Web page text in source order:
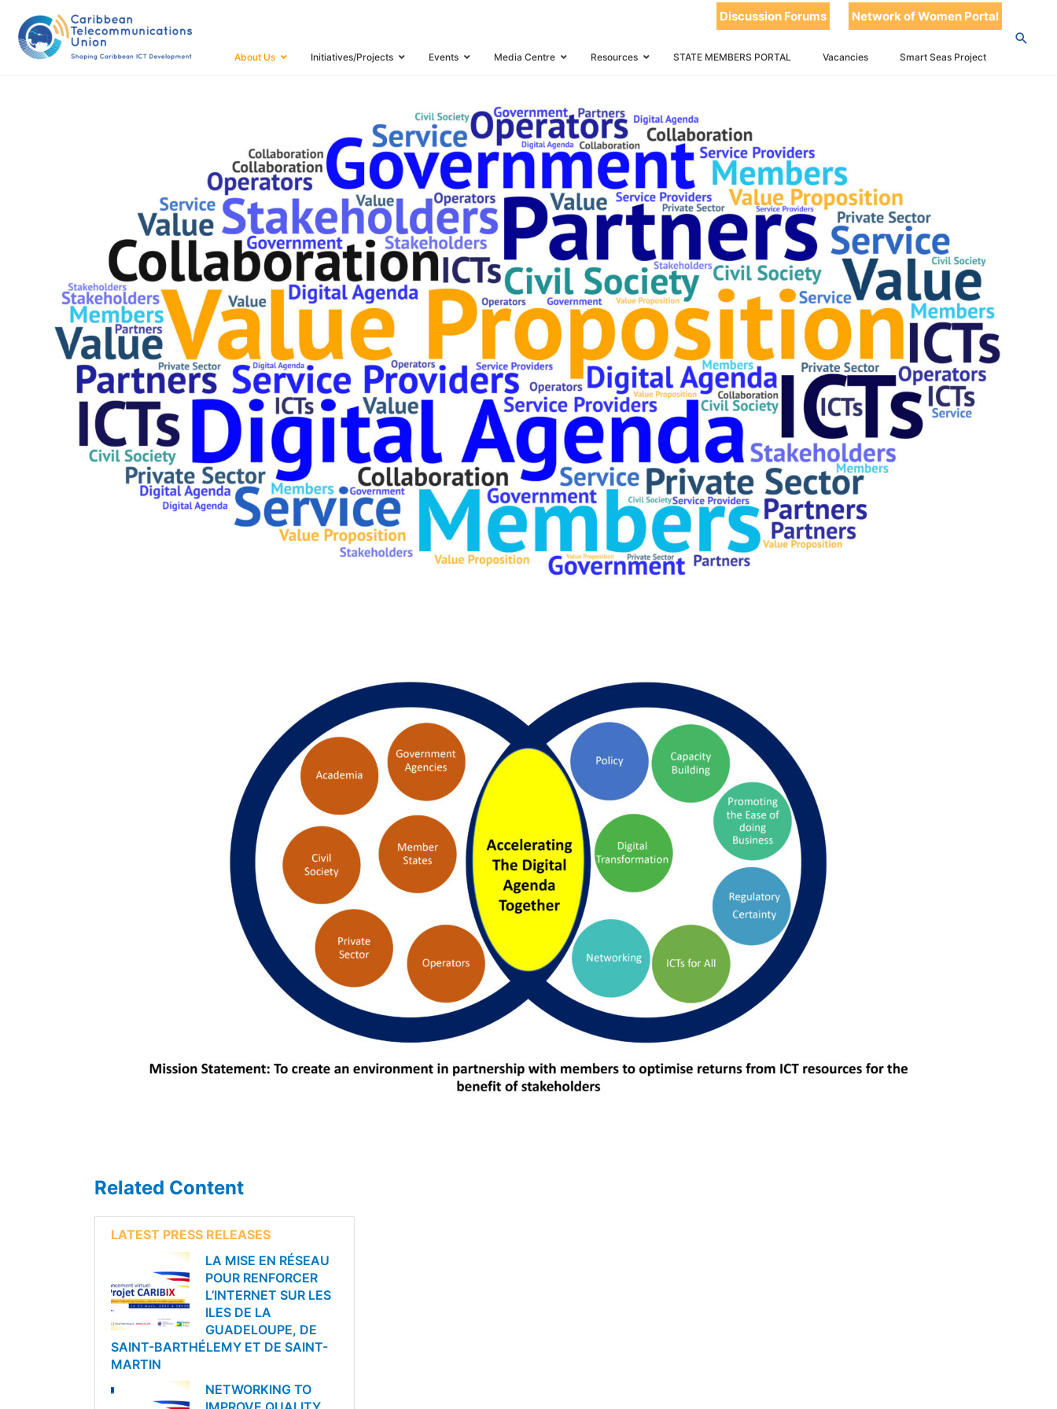
Discussion Forums Network of Women Portal
About Us Initiatives/Projects Events Media Centre Resources STATE MEMBERS PORTAL Vacancies Smart Seas Project
HOME OUR VALUE PROPOSITION
Related Content
LATEST PRESS RELEASES
LA MISE EN RÉSEAU
POUR RENFORCER
L’INTERNET SUR LES
ILES DE LA
GUADELOUPE, DE
SAINT-BARTHÉLEMY ET DE SAINT-
MARTIN
NETWORKING TO